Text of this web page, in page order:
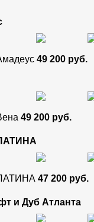
49 200 руб.
49 200 руб.
47 200 руб.
и Дуб Атланта